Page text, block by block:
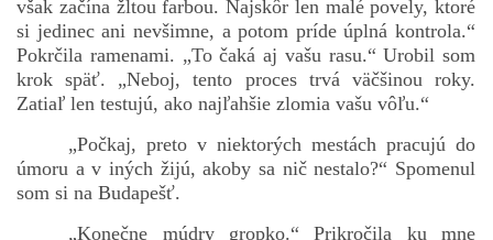
však začína žltou farbou. Najskôr len malé povely, ktoré
si jedinec ani nevšimne, a potom príde úplná kontrola.“
Pokrčila ramenami. „To čaká aj vašu rasu.“ Urobil som
krok späť. „Neboj, tento proces trvá väčšinou roky.
Zatiaľ len testujú, ako najľahšie zlomia vašu vôľu.“
„Počkaj, preto v niektorých mestách pracujú do
úmoru a v iných žijú, akoby sa nič nestalo?“ Spomenul
som si na Budapešť.
„Konečne múdry gropko.“ Prikročila ku mne